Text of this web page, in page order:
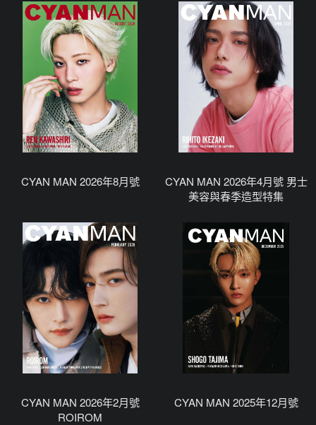
CYAN MAN 2026年8月號
CYAN MAN 2026年4月號 男士
美容與春季造型特集
CYAN MAN 2026年2月號
ROIROM
CYAN MAN 2025年12月號